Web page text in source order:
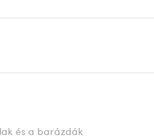
és a barázdák